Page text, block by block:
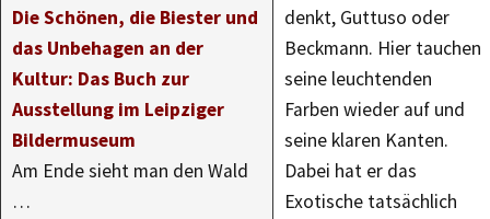
Die Schönen, die Biester und
das Unbehagen an der
Kultur: Das Buch zur
Ausstellung im Leipziger
Bildermuseum
Am Ende sieht man den Wald
…
denkt, Guttuso oder
Beckmann. Hier tauchen
seine leuchtenden
Farben wieder auf und
seine klaren Kanten.
Dabei hat er das
Exotische tatsächlich